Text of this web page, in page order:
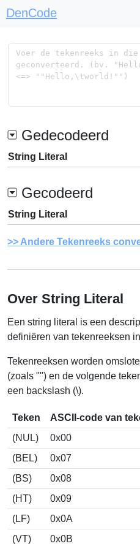
DenCode
Gedecodeerd
String Literal
Gecodeerd
String Literal
Andere Tekenreeks
Over String Literal
Een string literal is een
definiëren van tekenreeksen
Tekenreeksen worden
(zoals "") en de volgende
een backslash (\).
Teken ASCII-code van
(NUL)
0x00
(BEL)
0x07
(BS)
0x08
(HT)
0x09
(LF)
0x0A
(VT)
0x0B